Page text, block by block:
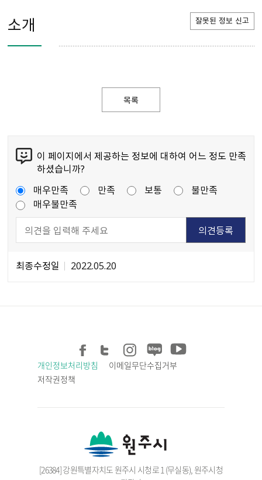
소개 잘못된 정보 신고
목록
이 페이지에서 제공하는 정보에 대하여 어느 정도 만족
하셨습니까?
매우만족
만족 보통
불만족
매우불만족
최종수정일 2022.05.20
개인정보처리방침
이메일무단수집거부
저작권정책
[26384] 강원특별자치도 원주시 시청로 1 (무실동), 원주시청